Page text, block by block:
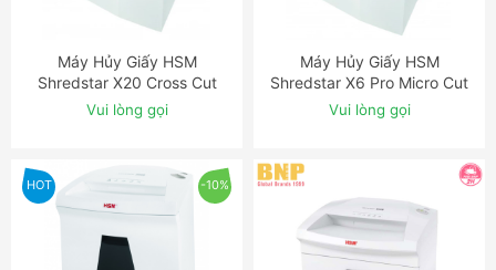
ĐẶT NGAY
Máy Hủy Giấy HSM
Shredstar X20 Cross Cut
Shredder
Vui lòng gọi
ĐẶT NGAY
Máy Hủy Giấy HSM
Shredstar X6 Pro Micro Cut
Shredder
Vui lòng gọi
HOT -10%